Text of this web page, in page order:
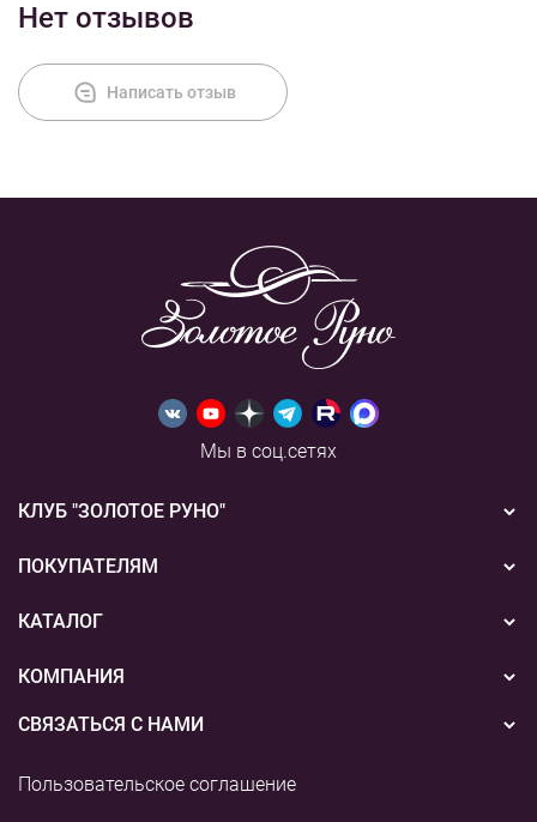
Нет отзывов
Написать отзыв
Мы в соц.сетях
КЛУБ "ЗОЛОТОЕ РУНО"
Новости
Акции
ПОКУПАТЕЛЯМ
Бонусная система
Подарочные сертификаты
Способы оплаты
КАТАЛОГ
Вышивка
Пряжа
КОМПАНИЯ
О нас
Наши магазины
СВЯЗАТЬСЯ С НАМИ
Пользовательское соглашение